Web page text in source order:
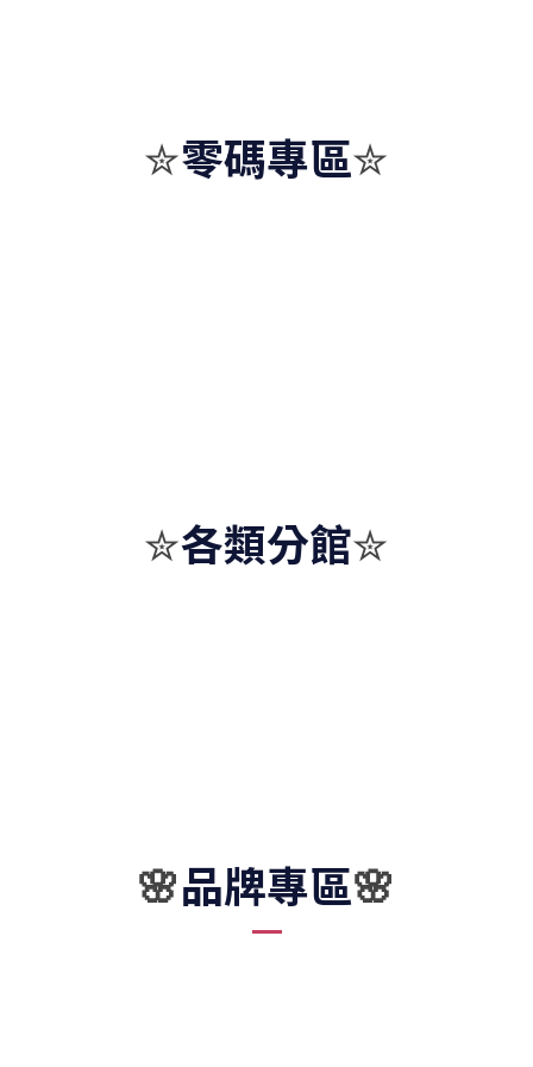
✮零碼專區✮
✮各類分館✮
🌸品牌專區🌸